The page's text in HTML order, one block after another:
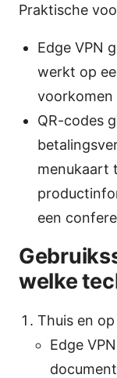
Praktische
Edge VPN
werkt op
voorkomen
QR-codes
menukaart
een
welke
Thuis en
Edge